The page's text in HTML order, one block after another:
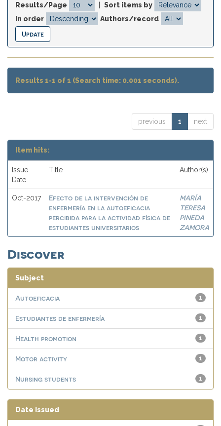
Results/Page
Sort items by
In order
Authors/record
Results 1-1 of 1 (Search time: 0.001 seconds).
previous 1 next
Item hits:
Issue
Date
Title Author(s)
Oct-2017
Efecto de la intervención de
enfermería en la autoeficacia
percibida para la actividad física de
estudiantes universitarios
MARÍA
TERESA
PINEDA
ZAMORA
Discover
Subject
1
Autoeficacia
1
Estudiantes de enfermería
1
Health promotion
1
Motor activity
1
Nursing students
Date issued